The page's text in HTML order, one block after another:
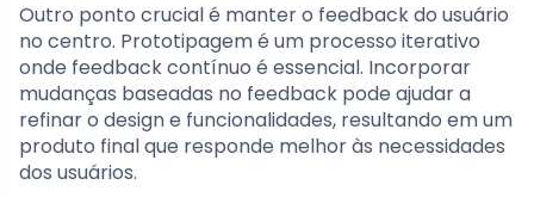
Outro ponto crucial é manter o feedback do usuário
no centro. Prototipagem é um processo iterativo
onde feedback contínuo é essencial. Incorporar
mudanças baseadas no feedback pode ajudar a
refinar o design e funcionalidades, resultando em um
produto final que responde melhor às necessidades
dos usuários.